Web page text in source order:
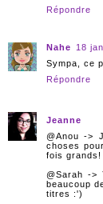
Répondre
Nahe
18
Sympa, ce
Répondre
Jeanne
@Anou ->
choses
fois grands!
@Sarah ->
beaucoup
titres :')